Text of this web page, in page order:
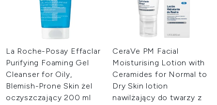
La Roche-Posay Effaclar
Purifying Foaming Gel
Cleanser for Oily,
Blemish-Prone Skin żel
oczyszczający 200 ml
CeraVe PM Facial
Moisturising Lotion with
Ceramides for Normal to
Dry Skin lotion
nawilżający do twarzy z